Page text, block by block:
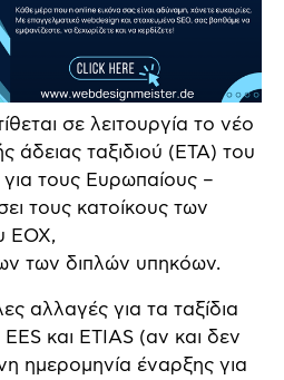
σε λειτουργία το νέο
άδειας ταξιδιού (ETA) του
τους Ευρωπαίους –
τους κατοίκους των
ΕΟΧ,
των διπλών υπηκόων.
αλλαγές για τα ταξίδια
και ETIAS (αν και δεν
ημερομηνία έναρξης για